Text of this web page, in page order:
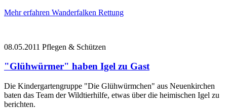
Mehr erfahren Wanderfalken Rettung
08.05.2011 Pflegen & Schützen
"Glühwürmer" haben Igel zu Gast
Die Kindergartengruppe "Die Glühwürmchen" aus Neuenkirchen
baten das Team der Wildtierhilfe, etwas über die heimischen Igel zu
berichten.